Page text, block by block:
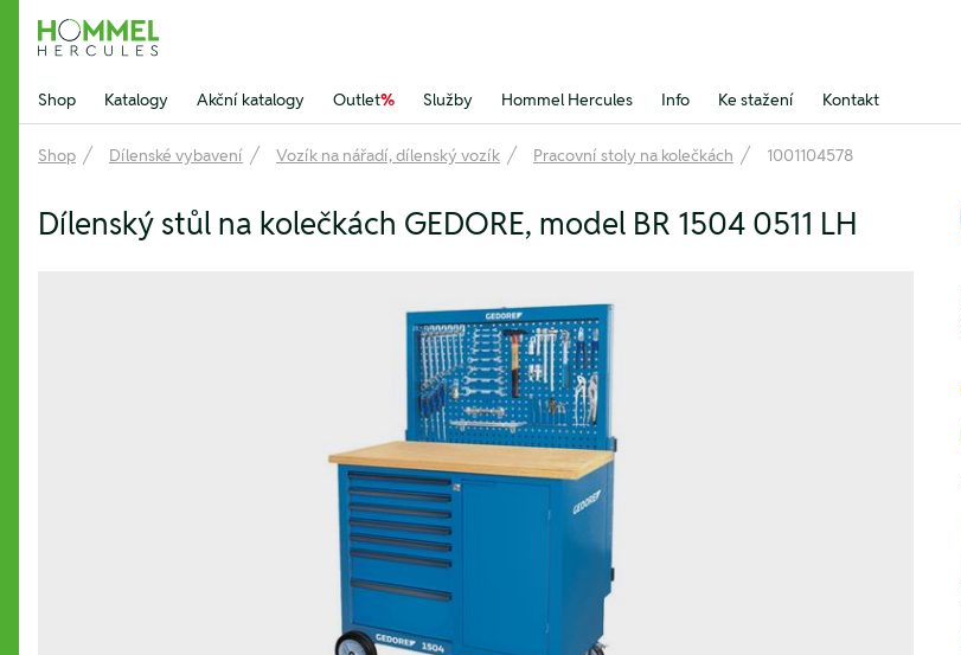
Hommel Hercules
Shop Katalogy Akční katalogy Outlet% Služby Hommel Hercules Info Ke stažení Kontakt
Shop Dílenské vybavení Vozík na nářadí, dílenský vozík Pracovní stoly na kolečkách 1001104578
Dílenský stůl na kolečkách GEDORE, model BR 1504 0511 LH